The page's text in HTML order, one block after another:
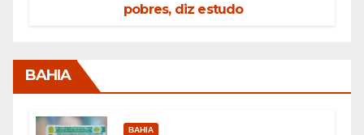
pobres, diz estudo
BAHIA
BAHIA